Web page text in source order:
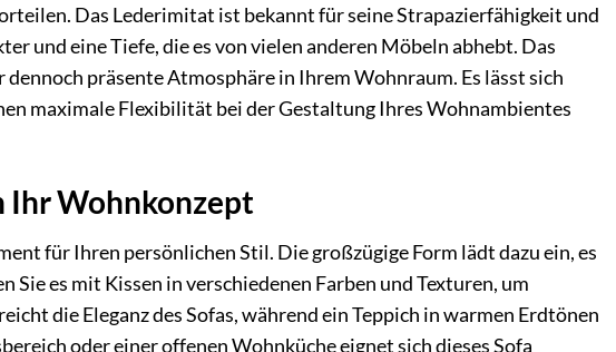
Das Lederimitat ist bekannt für seine Strapazierfähigkeit und
und eine Tiefe, die es von vielen anderen Möbeln abhebt. Das
präsente Atmosphäre in Ihrem Wohnraum. Es lässt sich
maximale Flexibilität bei der Gestaltung Ihres Wohnambientes
Ihr Wohnkonzept
für Ihren persönlichen Stil. Die großzügige Form lädt dazu ein, es
es mit Kissen in verschiedenen Farben und Texturen, um
die Eleganz des Sofas, während ein Teppich in warmen Erdtönen
oder einer offenen Wohnküche eignet sich dieses Sofa